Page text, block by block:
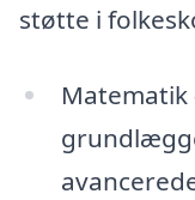
støtte i
Matematik